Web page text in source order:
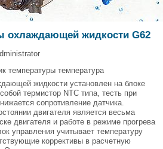
охлаждающей жидкости G62
жидкости установлен на блоке
термистор NTC типа, тесть при
сопротивление датчика.
двигателя является весьма
двигателя и работе в режиме прогрева
управления учитывает температуру
коррективы в расчетную